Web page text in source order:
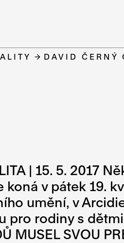
DAVID
| 15. 5. 2017
koná v pátek 19.
umění, v
pro rodiny s
MUSEL SVOU